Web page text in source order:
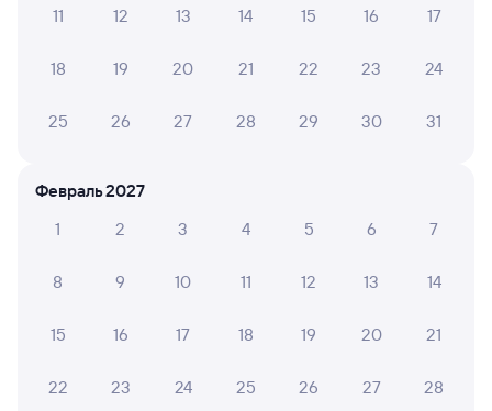
А ещё здесь можно найти
Обратные билеты из Вихоревки в Шафраново
Отели
11 12 13 14 15 16 17
18 19 20 21 22 23 24
25 26 27 28 29 30 31
Февраль 2027
1
2 3 4 5 6 7
8 9 10 11 12 13 14
15 16 17 18 19 20 21
22 23 24 25 26 27 28